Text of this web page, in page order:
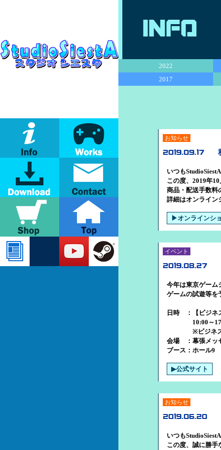
Info
2022
2017
お知らせ
2019.09.17
いつも
この度、2019年
商品・配送手数料
詳細はオンライン
▶オンラインシ
イベント
2019.08.27
今年は東京ゲーム
ゲームの試遊等を
日時 ：【ビジネ
10:00～
※ビジネスデイ
会場 ：幕張メッ
ブース：ホール9
▶公式サイト
お知らせ
2019.06.20
いつも
この度、誠に勝手